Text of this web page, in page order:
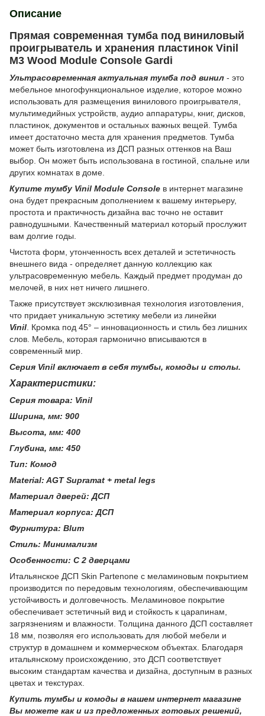
Описание
Прямая современная тумба под виниловый
проигрыватель и хранения пластинок Vinil
M3 Wood Module Console Gardi
Ультрасовременная актуальная тумба под винил - это
мебельное многофункциональное изделие, которое можно
использовать для размещения винилового проигрывателя,
мультимедийных устройств, аудио аппаратуры, книг, дисков,
пластинок, документов и остальных важных вещей. Тумба
имеет достаточно места для хранения предметов. Тумба
может быть изготовлена из ДСП разных оттенков на Ваш
выбор. Он может быть использована в гостиной, спальне или
других комнатах в доме.
Купите тумбу Vinil Module Console в интернет магазине
она будет прекрасным дополнением к вашему интерьеру,
простота и практичность дизайна вас точно не оставит
равнодушными. Качественный материал который прослужит
вам долгие годы.
Чистота форм, утонченность всех деталей и эстетичность
внешнего вида - определяет данную коллекцию как
ультрасовременную мебель. Каждый предмет продуман до
мелочей, в них нет ничего лишнего.
Также присутствует эксклюзивная технология изготовления,
что придает уникальную эстетику мебели из линейки
Vinil . Кромка под 45° – инновационность и стиль без лишних
слов. Мебель, которая гармонично вписываются в
современный мир.
Серия Vinil включает в себя тумбы, комоды и столы.
Характеристики:
Серия товара: Vinil
Ширина, мм: 900
Высота, мм: 400
Глубина, мм: 450
Тип: Комод
Material: AGT Supramat + metal legs
Материал дверей: ДСП
Материал корпуса: ДСП
Фурнитура: Blum
Стиль: Минимализм
Особенности: С 2 дверцами
Итальянское ДСП Skin Partenone с меламиновым покрытием
производится по передовым технологиям, обеспечивающим
устойчивость и долговечность. Меламиновое покрытие
обеспечивает эстетичный вид и стойкость к царапинам,
загрязнениям и влажности. Толщина данного ДСП составляет
18 мм, позволяя его использовать для любой мебели и
структур в домашнем и коммерческом объектах. Благодаря
итальянскому происхождению, это ДСП соответствует
высоким стандартам качества и дизайна, доступным в разных
цветах и текстурах.
Купить тумбы и комоды в нашем интернет магазине
Вы можете как и из предложенных готовых решений,